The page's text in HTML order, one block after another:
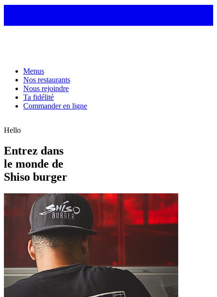
Menus
Nos restaurants
Nous rejoindre
Ta fidélité
Commander en ligne
Hello
Entrez dans
le monde de
Shiso burger